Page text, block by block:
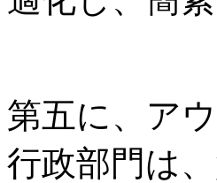
第五に、ア
行政部門は